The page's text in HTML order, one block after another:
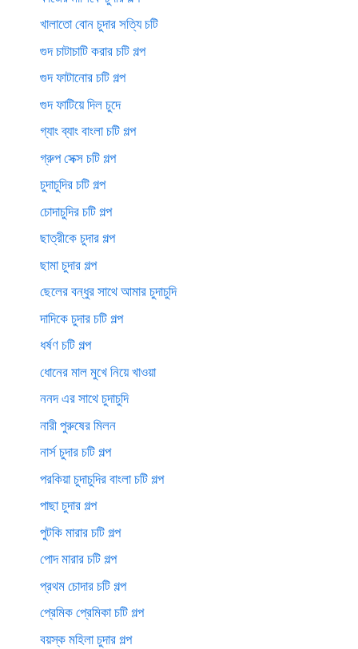
খালাতো বোন চুদার সত্যি চটি
গুদ চাটাচাটি করার চটি গল্প
গুদ ফাটানোর চটি গল্প
গুদ ফাটিয়ে দিল চুদে
গ্যাং ব্যাং বাংলা চটি গল্প
গ্রুপ সেক্স চটি গল্প
চুদাচুদির চটি গল্প
চোদাচুদির চটি গল্প
ছাত্রীকে চুদার গল্প
ছামা চুদার গল্প
ছেলের বন্ধুর সাথে আমার চুদাচুদি
দাদিকে চুদার চটি গল্প
ধর্ষণ চটি গল্প
ধোনের মাল মুখে নিয়ে খাওয়া
ননদ এর সাথে চুদাচুদি
নারী পুরুষের মিলন
নার্স চুদার চটি গল্প
পরকিয়া চুদাচুদির বাংলা চটি গল্প
পাছা চুদার গল্প
পুটকি মারার চটি গল্প
পোদ মারার চটি গল্প
প্রথম চোদার চটি গল্প
প্রেমিক প্রেমিকা চটি গল্প
বয়স্ক মহিলা চুদার গল্প